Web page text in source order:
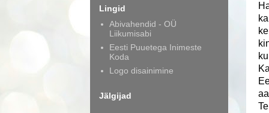
Lingid
Abivahendid - OÜ
Liikumisabi
Eesti Puuetega Inimeste
Koda
Logo disainimine
Jälgijad